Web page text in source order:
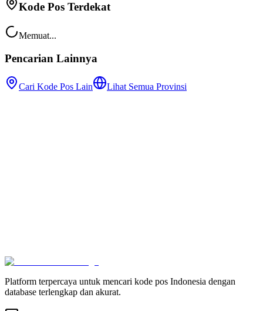
Kode Pos Terdekat
Memuat...
Pencarian Lainnya
Cari Kode Pos Lain Lihat Semua Provinsi
Platform terpercaya untuk mencari kode pos Indonesia dengan
database terlengkap dan akurat.